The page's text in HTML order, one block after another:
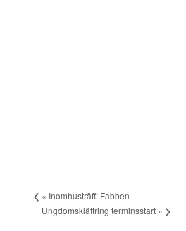
« Inomhusträff: Fabben
Ungdomsklättring terminsstart »